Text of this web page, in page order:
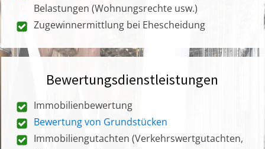
Belastungen (Wohnungsrechte usw.)
Zugewinnermittlung bei Ehescheidung
Bewertungsdienstleistungen
Immobilienbewertung
Bewertung von Grundstücken
Immobiliengutachten (Verkehrswertgutachten,